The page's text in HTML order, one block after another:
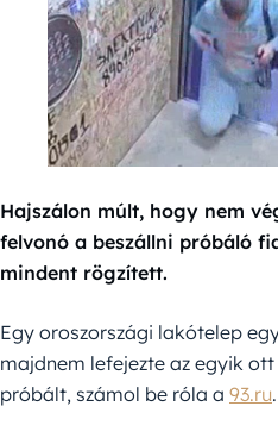
Hajszálon múlt, hogy nem
felvonó a beszállni próbáló
mindent rögzített.
Egy oroszországi lakótelep
majdnem lefejezte az egyik
próbált, számol be róla a 93.ru.